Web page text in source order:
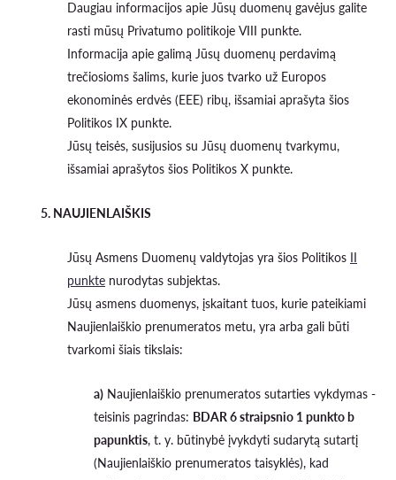
Daugiau informacijos apie Jūsų duomenų gavėjus galite
rasti mūsų Privatumo politikoje VIII punkte.
Informacija apie galimą Jūsų duomenų perdavimą
trečiosioms šalims, kurie juos tvarko už Europos
ekonominės erdvės (EEE) ribų, išsamiai aprašyta šios
Politikos IX punkte.
Jūsų teisės, susijusios su Jūsų duomenų tvarkymu,
išsamiai aprašytos šios Politikos X punkte.
5. NAUJIENLAIŠKIS
Jūsų Asmens Duomenų valdytojas yra šios Politikos II
punkte nurodytas subjektas.
Jūsų asmens duomenys, įskaitant tuos, kurie pateikiami
Naujienlaiškio prenumeratos metu, yra arba gali būti
tvarkomi šiais tikslais:
a) Naujienlaiškio prenumeratos sutarties vykdymas -
teisinis pagrindas: BDAR 6 straipsnio 1 punkto b
papunktis, t. y. būtinybė įvykdyti sudarytą sutartį
(Naujienlaiškio prenumeratos taisyklės), kad